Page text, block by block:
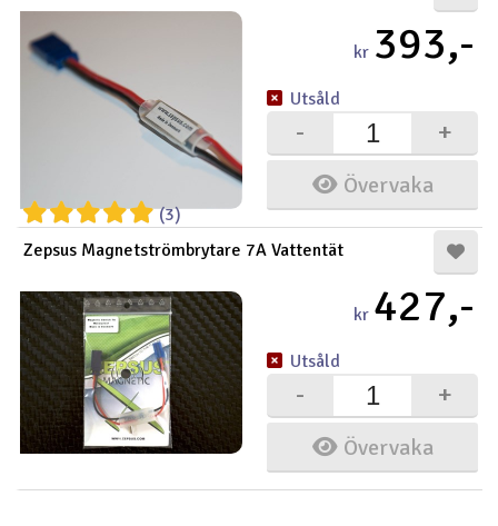
Verktyg, utrustning och tillbehör
Presentkort
(3)
kr 393,-
Övervaka
+
-
Utsåld
Zepsus Magnetströmbrytare 7A Vattentät
kr 427,-
Övervaka
+
-
Utsåld